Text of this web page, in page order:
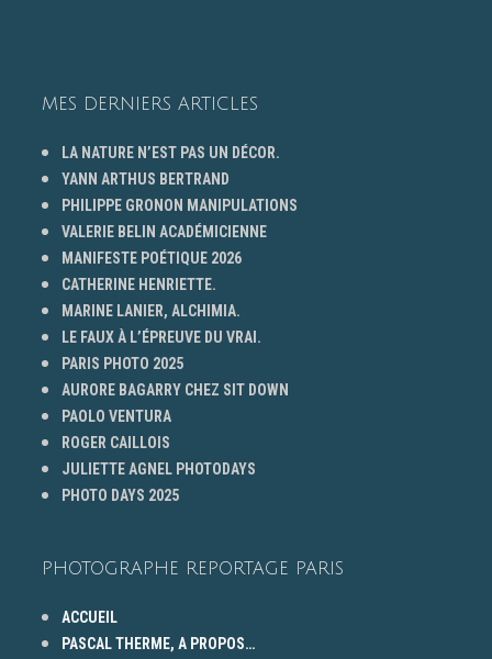
MES DERNIERS ARTICLES
LA NATURE N’EST PAS UN DÉCOR.
YANN ARTHUS BERTRAND
PHILIPPE GRONON MANIPULATIONS
VALERIE BELIN ACADÉMICIENNE
MANIFESTE POÉTIQUE 2026
CATHERINE HENRIETTE.
MARINE LANIER, ALCHIMIA.
LE FAUX À L’ÉPREUVE DU VRAI.
PARIS PHOTO 2025
AURORE BAGARRY CHEZ SIT DOWN
PAOLO VENTURA
ROGER CAILLOIS
JULIETTE AGNEL PHOTODAYS
PHOTO DAYS 2025
PHOTOGRAPHE REPORTAGE PARIS
ACCUEIL
PASCAL THERME, A PROPOS…